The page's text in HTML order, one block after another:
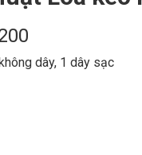
dây, 1 dây sạc